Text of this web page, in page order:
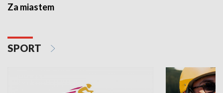
Za miastem
SPORT